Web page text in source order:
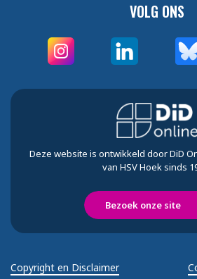
VOLG ONS
Deze website is ontwikkeld door DiD
van HSV Hoek sinds
Bezoek onze site
Copyright en Disclaimer